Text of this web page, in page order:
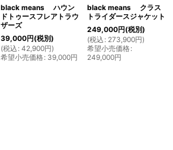
black means ハウン
ドトゥースフレアトラウ
ザーズ
39,000円(税別)
(税込 : 42,900円)
希望小売価格: 39,000円
black means クラス
トライダースジャケット
249,000円(税別)
(税込 : 273,900円)
希望小売価格:
249,000円